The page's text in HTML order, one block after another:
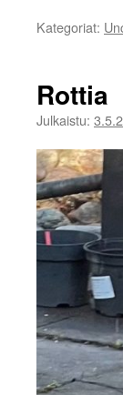
Kategoriat:
Rottia
Julkaistu: